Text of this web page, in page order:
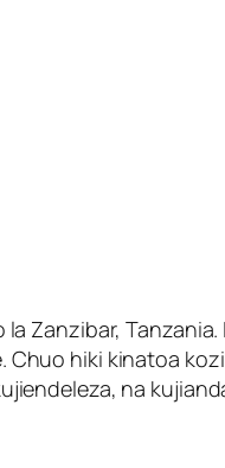
Zanzibar, Tanzania.
hiki kinatoa
na